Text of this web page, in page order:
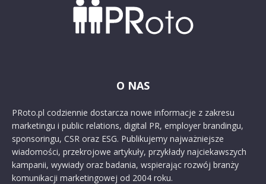
O NAS
PRoto.pl codziennie dostarcza nowe informacje z zakresu
marketingu i public relations, digital PR, employer brandingu,
sponsoringu, CSR oraz ESG. Publikujemy najważniejsze
wiadomości, przekrojowe artykuły, przykłady najciekawszych
kampanii, wywiady oraz badania, wspierając rozwój branży
komunikacji marketingowej od 2004 roku.